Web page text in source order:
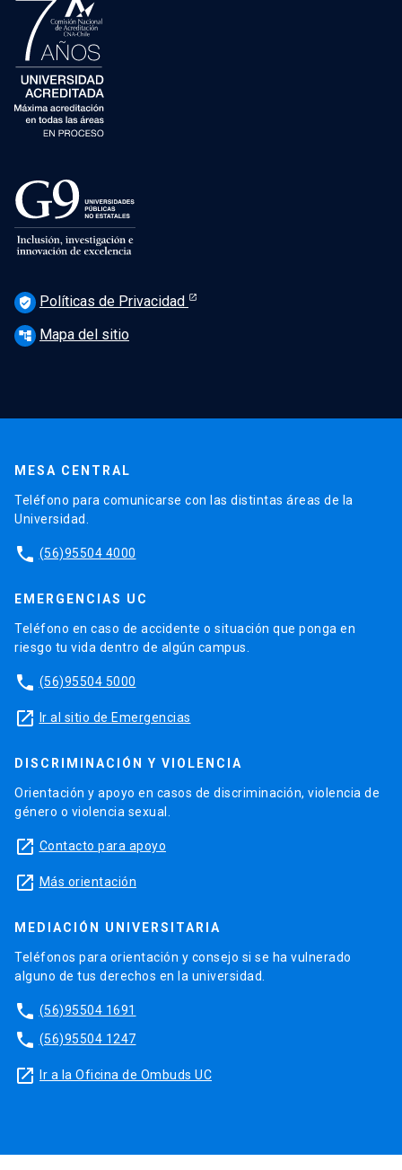
verified_user Políticas de Privacidad
account_tree Mapa del sitio
MESA CENTRAL
Teléfono para comunicarse con las distintas áreas de la
Universidad.
phone (56)95504 4000
EMERGENCIAS UC
Teléfono en caso de accidente o situación que ponga en
riesgo tu vida dentro de algún campus.
phone (56)95504 5000
launch Ir al sitio de Emergencias
DISCRIMINACIÓN Y VIOLENCIA
Orientación y apoyo en casos de discriminación, violencia de
género o violencia sexual.
launch Contacto para apoyo
launch Más orientación
MEDIACIÓN UNIVERSITARIA
Teléfonos para orientación y consejo si se ha vulnerado
alguno de tus derechos en la universidad.
phone (56)95504 1691
phone (56)95504 1247
launch Ir a la Oficina de Ombuds UC